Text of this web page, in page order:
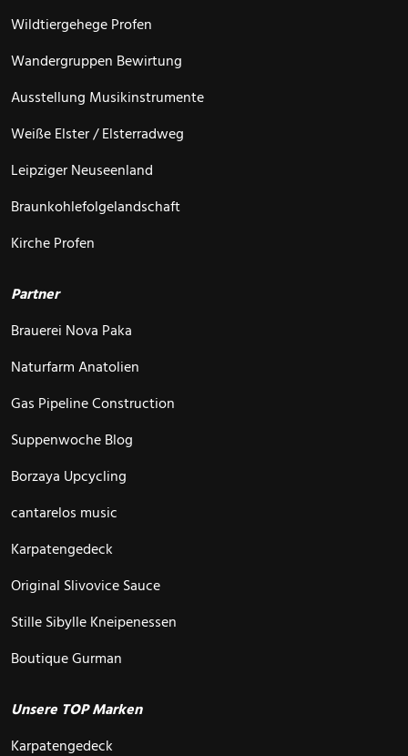
Wildtiergehege Profen
Wandergruppen Bewirtung
Ausstellung Musikinstrumente
Weiße Elster / Elsterradweg
Leipziger Neuseenland
Braunkohlefolgelandschaft
Kirche Profen
Partner
Brauerei Nova Paka
Naturfarm Anatolien
Gas Pipeline Construction
Suppenwoche Blog
Borzaya Upcycling
cantarelos music
Karpatengedeck
Original Slivovice Sauce
Stille Sibylle Kneipenessen
Boutique Gurman
Unsere TOP Marken
Karpatengedeck